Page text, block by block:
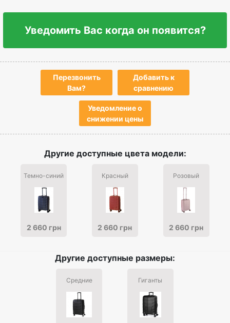
Уведомить Вас когда он появится?
Перезвонить
Вам?
Добавить к
сравнению
Уведомление о
снижении цены
Другие доступные цвета модели:
Темно-синий
2 660 грн
Красный
2 660 грн
Розовый
2 660 грн
Другие доступные размеры:
Средние Гиганты